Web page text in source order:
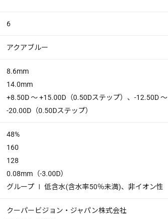
6
アクアブルー
8.6mm
14.0mm
+8.50D ～ +15.00D（0.50Dステップ）、-12.50D ～
-20.00D（0.50Dステップ）
48%
160
128
0.08mm（-3.00D）
グループ Ⅰ 低含水(含水率50％未満)、非イオン性
クーパービジョン・ジャパン株式会社